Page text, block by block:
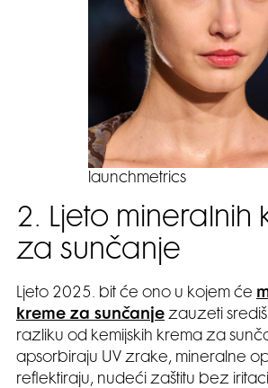
launchmetrics
2. Ljeto mineralnih
za sunčanje
Ljeto 2025. bit će ono u kojem će
kreme za sunčanje zauzeti
razliku od kemijskih krema za
apsorbiraju UV zrake, mineralne
reflektiraju, nudeći zaštitu bez